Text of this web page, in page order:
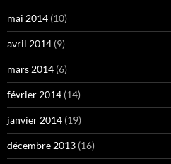
mai 2014 (10)
avril 2014 (9)
mars 2014 (6)
février 2014 (14)
janvier 2014 (19)
décembre 2013 (16)